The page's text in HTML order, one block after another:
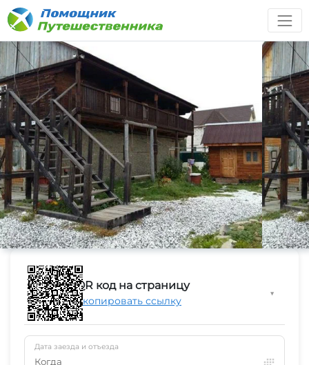
QR код на страницу
Скопировать ссылку
▼
Дата заезда и отъезда
Когда